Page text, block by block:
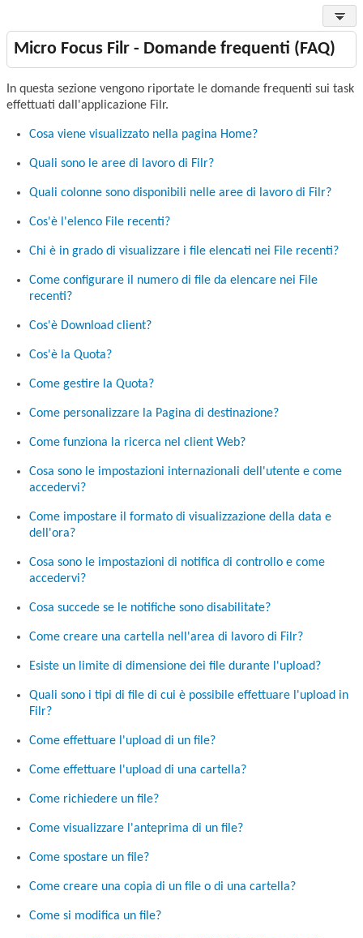
Micro Focus Filr - Domande frequenti (FAQ)
In questa sezione vengono riportate le domande frequenti sui task
effettuati dall'applicazione Filr.
Cosa viene visualizzato nella pagina Home?
Quali sono le aree di lavoro di Filr?
Quali colonne sono disponibili nelle aree di lavoro di Filr?
Cos'è l'elenco File recenti?
Chi è in grado di visualizzare i file elencati nei File recenti?
Come configurare il numero di file da elencare nei File
recenti?
Cos'è Download client?
Cos'è la Quota?
Come gestire la Quota?
Come personalizzare la Pagina di destinazione?
Come funziona la ricerca nel client Web?
Cosa sono le impostazioni internazionali dell'utente e come
accedervi?
Come impostare il formato di visualizzazione della data e
dell'ora?
Cosa sono le impostazioni di notifica di controllo e come
accedervi?
Cosa succede se le notifiche sono disabilitate?
Come creare una cartella nell'area di lavoro di Filr?
Esiste un limite di dimensione dei file durante l'upload?
Quali sono i tipi di file di cui è possibile effettuare l'upload in
Filr?
Come effettuare l'upload di un file?
Come effettuare l'upload di una cartella?
Come richiedere un file?
Come visualizzare l'anteprima di un file?
Come spostare un file?
Come creare una copia di un file o di una cartella?
Come si modifica un file?